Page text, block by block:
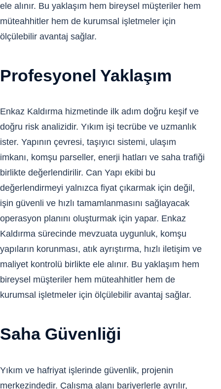
ele alınır. Bu yaklaşım hem bireysel müşteriler hem
müteahhitler hem de kurumsal işletmeler için
ölçülebilir avantaj sağlar.
Profesyonel Yaklaşım
Enkaz Kaldırma hizmetinde ilk adım doğru keşif ve
doğru risk analizidir. Yıkım işi tecrübe ve uzmanlık
ister. Yapının çevresi, taşıyıcı sistemi, ulaşım
imkanı, komşu parseller, enerji hatları ve saha trafiği
birlikte değerlendirilir. Can Yapı ekibi bu
değerlendirmeyi yalnızca fiyat çıkarmak için değil,
işin güvenli ve hızlı tamamlanmasını sağlayacak
operasyon planını oluşturmak için yapar. Enkaz
Kaldırma sürecinde mevzuata uygunluk, komşu
yapıların korunması, atık ayrıştırma, hızlı iletişim ve
maliyet kontrolü birlikte ele alınır. Bu yaklaşım hem
bireysel müşteriler hem müteahhitler hem de
kurumsal işletmeler için ölçülebilir avantaj sağlar.
Saha Güvenliği
Yıkım ve hafriyat işlerinde güvenlik, projenin
merkezindedir. Çalışma alanı bariyerlerle ayrılır,